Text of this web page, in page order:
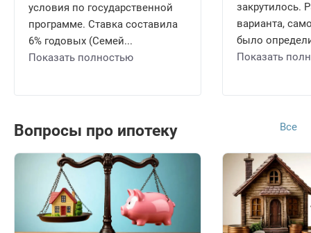
условия по государственной
программе. Ставка составила
6% годовых (Семей...
Показать полностью
закрутилось.
варианта,
было
Показать
Вопросы про ипотеку Все